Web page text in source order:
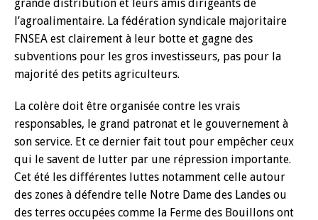
grande distribution et leurs amis dirigeants de
l’agroalimentaire. La fédération syndicale majoritaire
FNSEA est clairement à leur botte et gagne des
subventions pour les gros investisseurs, pas pour la
majorité des petits agriculteurs.
La colère doit être organisée contre les vrais
responsables, le grand patronat et le gouvernement à
son service. Et ce dernier fait tout pour empêcher ceux
qui le savent de lutter par une répression importante.
Cet été les différentes luttes notamment celle autour
des zones à défendre telle Notre Dame des Landes ou
des terres occupées comme la Ferme des Bouillons ont